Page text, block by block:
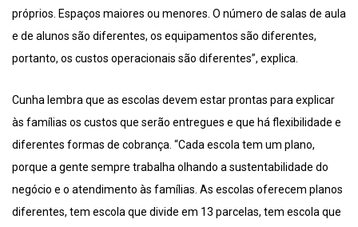
próprios. Espaços maiores ou menores. O número de salas de aula
e de alunos são diferentes, os equipamentos são diferentes,
portanto, os custos operacionais são diferentes”, explica.
Cunha lembra que as escolas devem estar prontas para explicar
às famílias os custos que serão entregues e que há flexibilidade e
diferentes formas de cobrança. “Cada escola tem um plano,
porque a gente sempre trabalha olhando a sustentabilidade do
negócio e o atendimento às famílias. As escolas oferecem planos
diferentes, tem escola que divide em 13 parcelas, tem escola que